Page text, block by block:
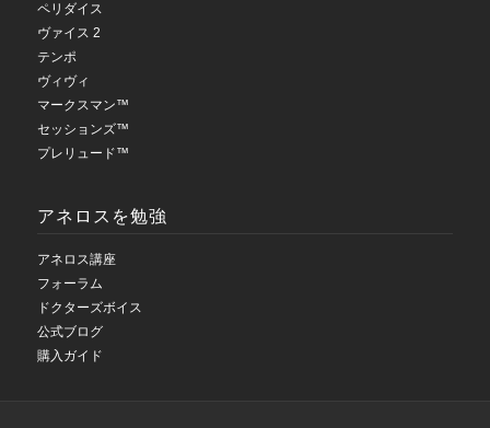
ペリダイス
ヴァイス 2
テンポ
ヴィヴィ
マークスマン™
セッションズ™
プレリュード™
アネロスを勉強
アネロス講座
フォーラム
ドクターズボイス
公式ブログ
購入ガイド